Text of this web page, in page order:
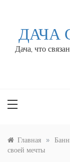
ДАЧА
Дача, что
Главная »
своей мечты